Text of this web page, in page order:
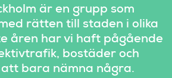
är en grupp som
rätten till staden i olika
åren har vi haft pågående
bostäder och
bara nämna några.